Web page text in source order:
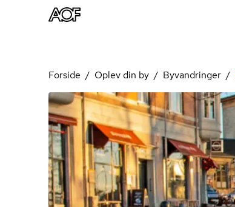
Forside Oplev din by Byvandringer